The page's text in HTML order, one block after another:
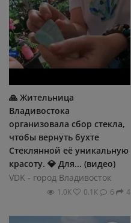
🙏 Жительница
Владивостока
организовала сбор стекла,
чтобы вернуть бухте
Стеклянной её уникальную
красоту. 💎 Для... (видео)
VDK - город Владивосток
1.0К 0.1К 6 4